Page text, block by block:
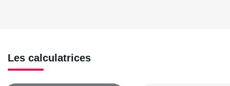
Les calculatrices